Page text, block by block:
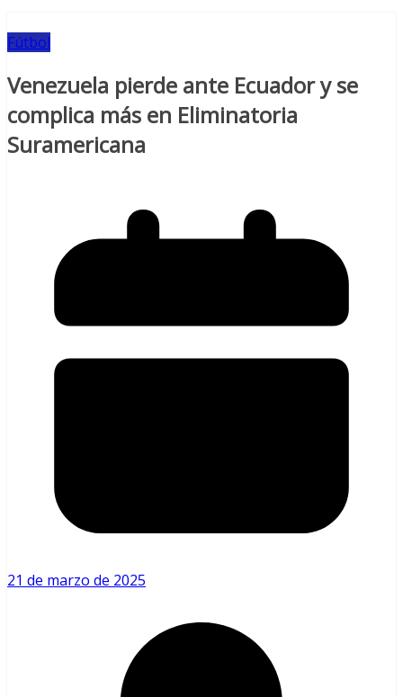
Fútbol
Venezuela pierde ante Ecuador y se
complica más en Eliminatoria
Suramericana
21 de marzo de 2025